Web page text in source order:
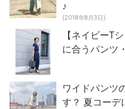
♪
(2018年8月3日)
【ネイビーT
に合うパンツ
ワイドパンツ
す？ 夏コーデ